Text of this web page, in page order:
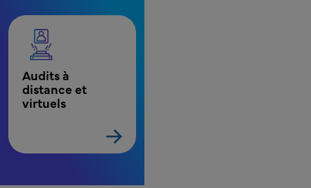
MPR - Bloc de menu Audit GxP
Audits à
distance et
virtuels